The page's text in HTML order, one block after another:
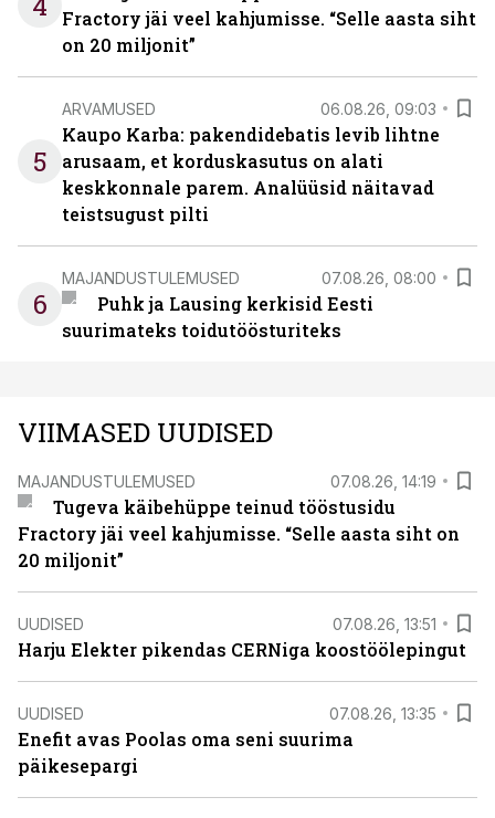
Fractory jäi veel kahjumisse. “Selle aasta siht
on 20 miljonit”
5
ARVAMUSED 06.08.26, 09:03
Kaupo Karba: pakendidebatis levib lihtne
arusaam, et korduskasutus on alati
keskkonnale parem. Analüüsid näitavad
teistsugust pilti
6
MAJANDUSTULEMUSED 07.08.26, 08:00
Puhk ja Lausing kerkisid Eesti
suurimateks toidutöösturiteks
VIIMASED UUDISED
MAJANDUSTULEMUSED 07.08.26, 14:19
Tugeva käibehüppe teinud tööstusidu
Fractory jäi veel kahjumisse. “Selle aasta siht on
20 miljonit”
UUDISED 07.08.26, 13:51
Harju Elekter pikendas CERNiga koostöölepingut
UUDISED 07.08.26, 13:35
Enefit avas Poolas oma seni suurima
päikesepargi